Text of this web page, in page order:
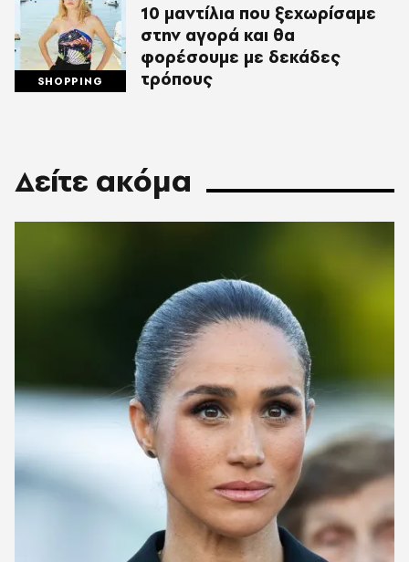
SHOPPING
10 μαντίλια που ξεχωρίσαμε
στην αγορά και θα
φορέσουμε με δεκάδες
τρόπους
Δείτε ακόμα